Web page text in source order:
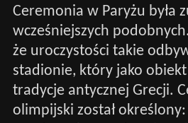
Ceremonia w Paryżu była
wcześniejszych
że uroczystości takie
stadionie, który jako
tradycje antycznej Grecji.
olimpijski został